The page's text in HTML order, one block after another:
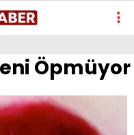
Öpmüyor